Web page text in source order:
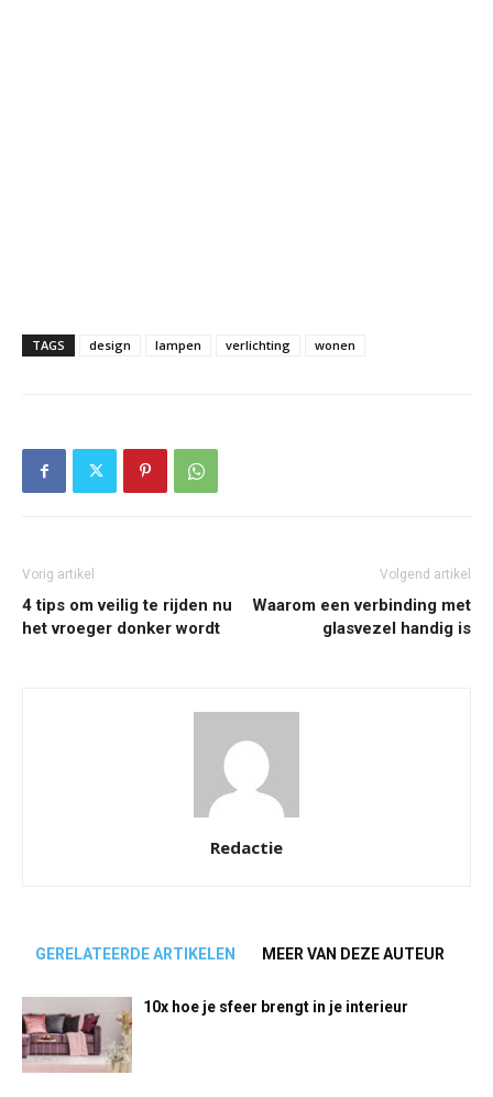
TAGS design lampen verlichting wonen
Vorig artikel
4 tips om veilig te rijden nu
het vroeger donker wordt
Volgend artikel
Waarom een verbinding met
glasvezel handig is
Redactie
GERELATEERDE ARTIKELEN MEER VAN DEZE AUTEUR
10x hoe je sfeer brengt in je interieur